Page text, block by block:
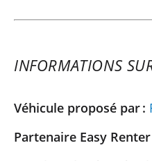
INFORMATIONS
Véhicule proposé par :
Partenaire Easy